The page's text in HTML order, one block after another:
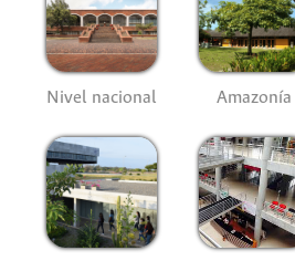
Nivel nacional Amazonía